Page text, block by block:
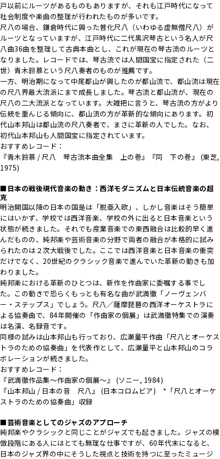
戸以前にルーツがあるものもありますが、それも江戸時代になって
社会制度や楽曲の整理が行われたものが多いです。
尺八の場合、鎌倉時代に興った普化尺八（いわゆる虚無僧尺八）が
ルーツとなっていますが、江戸時代に二代黒沢琴古という名人が尺
八曲36曲を整理して古典本曲とし、これが現在の琴古流のルーツと
なりました。レコードでは、琴古流では人間国宝に指定された（二
世）青木鈴慕という尺八奏者のものが推薦です。
一方、明治期になって中尾都山が興したのが都山流で、都山流は現在
の尺八界最大流派にまで成長しました。琴古流と都山流が、現在の
尺八の二大流派となっています。大雑把に言うと、琴古流の方がより
伝統を重んじる傾向に、都山流の方が革新的な傾向にあります。初
代山本邦山は都山流の尺八奏者で、まさに革新の人でした。なお、
初代山本邦山も人間国宝に指定されています。
おすすめレコード：
『青木鈴慕 / 尺八 琴古流本曲全集 上の巻』『同 下の巻』 (東芝,
1975)
■日本の戦後現代音楽の動き：西洋モダニズムと日本伝統音楽の超
克
明治開国以降の日本の国是は「脱亜入欧」、しかし音楽はそう簡単
にはいかず、学校では西洋音楽、学校の外に出ると日本音楽という
状態が続きました。それでも産業音楽での東西融合は比較的早く進
んだものの、純邦楽や芸術音楽の分野で両者の融合が本格的に試み
られたのは２次大戦後でした。ここでは西洋音楽と日本音楽の衝突
だけでなく、20世紀のクラシック音楽で進んでいた革新の動きも加
わりました。
純邦楽における革新のひとつは、新作を作曲家に委嘱する事でし
た。この動きで恐らくもっとも有名な曲が武満徹「ノーヴェンバ
ー・ステップス」でしょう。尺八／薩摩琵琶の西洋オーケストラに
よる協奏曲で、84年開催の「作曲家の個展」は武満徹特集での演奏
は名演、名録音です。
同様の試みは山本邦山も行っており、広瀬量平作曲「尺八とオーケス
トラのための協奏曲」を代表作として、広瀬量平と山本邦山のコラ
ボレーションが続きました。
おすすめレコード：
『武満徹作品集～作曲家の個展～』 (ソニー, 1984)
『山本邦山 / 日本の音 尺八』 (日本コロムビア) *「尺八とオーケ
ストラのための協奏曲」収録
■芸術音楽としてのジャズのアプローチ
純邦楽やクラシックと同じことがジャズでも起きました。ジャズの模
倣段階にある人にはとても無理な仕事ですが、60年代末になると、
日本のジャズ界の中にそうした視点と技術を持つに至ったミュージ